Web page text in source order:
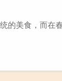
的美食，而在